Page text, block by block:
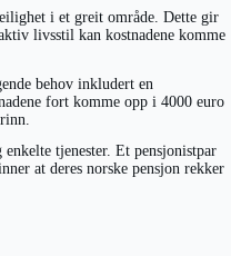
i et greit område. Dette gir
livsstil kan kostnadene komme
behov inkludert en
fort komme opp i 4000 euro
tjenester. Et pensjonistpar
at deres norske pensjon rekker